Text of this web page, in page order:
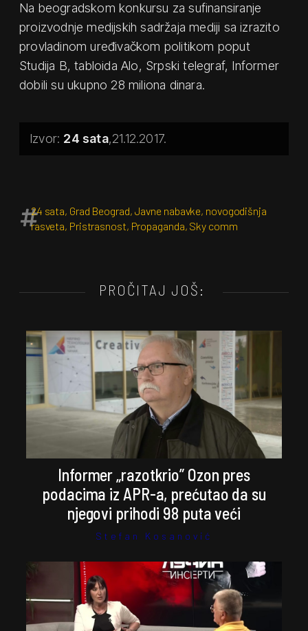
Na beogradskom konkursu za sufinansiranje
proizvodnje medijskih sadržaja mediji sa izrazito
provladinom uređivačkom politikom poput
Studija B, tabloida Alo, Srpski telegraf, Informer
dobili su ukupno 28 miliona dinara.
24 sata 21.12.2017.
24 sata, Grad Beograd, Javne nabavke, novogodišnja
rasveta, Pristrasnost, Propaganda, Sky comm
PROČITAJ JOŠ:
Informer „razotkrio” Ozon pres
podacima iz APR-a, prećutao da su
njegovi prihodi 98 puta veći
Stefan Kosanović